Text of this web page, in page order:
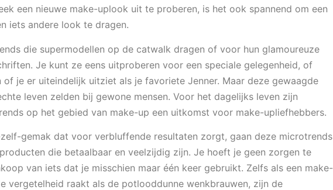
een nieuwe make-uplook uit te proberen, is het ook spannend om een
iets andere look te dragen.
die supermodellen op de catwalk dragen of voor hun glamoureuze
Je kunt ze eens uitproberen voor een speciale gelegenheid, of
je er uiteindelijk uitziet als je favoriete Jenner. Maar deze gewaagde
leven zelden bij gewone mensen. Voor het dagelijks leven zijn
op het gebied van make-up een uitkomst voor make-upliefhebbers.
gemak dat voor verbluffende resultaten zorgt, gaan deze microtrends
die betaalbaar en veelzijdig zijn. Je hoeft je geen zorgen te
van iets dat je misschien maar één keer gebruikt. Zelfs als een make-
vergetelheid raakt als de potlooddunne wenkbrauwen, zijn de